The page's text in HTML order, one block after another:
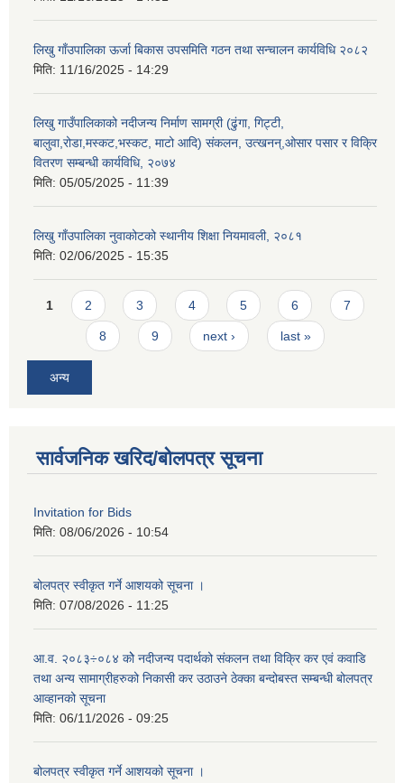
लिखु गाँउपालिका ऊर्जा बिकास उपसमिति गठन तथा सन्चालन कार्यविधि २०८२
मिति: 11/16/2025 - 14:29
लिखु गाउँपालिकाको नदीजन्य निर्माण सामग्री (ढुंगा, गिट्टी,
बालुवा,रोडा,मस्कट,भस्कट, माटो आदि) संकलन, उत्खनन्,ओसार पसार र विक्रि
वितरण सम्बन्धी कार्यविधि, २०७४
मिति: 05/05/2025 - 11:39
लिखु गाँउपालिका नुवाकोटको स्थानीय शिक्षा नियमावली, २०८१
मिति: 02/06/2025 - 15:35
Pages
1 2 3 4 5 6 7
8 9 next › last »
अन्य
सार्वजनिक खरिद/बोलपत्र सूचना
Invitation for Bids
मिति: 08/06/2026 - 10:54
बोलपत्र स्वीकृत गर्ने आशयको सूचना ।
मिति: 07/08/2026 - 11:25
आ.व. २०८३÷०८४ कोे नदीजन्य पदार्थको संकलन तथा विक्रि कर एवं कवाडि
तथा अन्य सामाग्रीहरुको निकासी कर उठाउने ठेक्का बन्दोबस्त सम्बन्धी बोलपत्र
आव्हानको सूचना
मिति: 06/11/2026 - 09:25
बोलपत्र स्वीकृत गर्ने आशयको सूचना ।